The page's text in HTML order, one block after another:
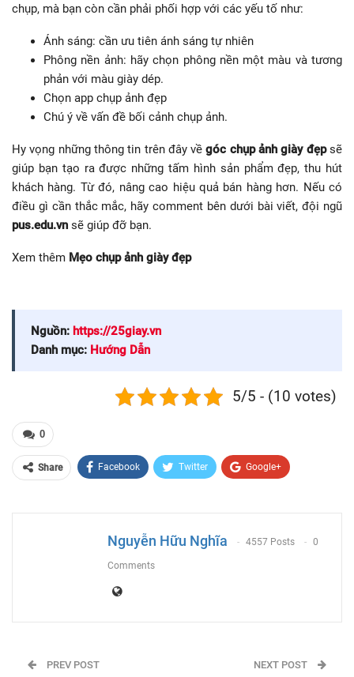
chụp, mà bạn còn cần phải phối hợp với các yếu tố như:
Ánh sáng: cần ưu tiên ánh sáng tự nhiên
Phông nền ảnh: hãy chọn phông nền một màu và tương
phản với màu giày dép.
Chọn app chụp ảnh đẹp
Chú ý về vấn đề bối cảnh chụp ảnh.
Hy vọng những thông tin trên đây vềgóc chụp ảnh giày đẹpsẽ
giúp bạn tạo ra được những tấm hình sản phẩm đẹp, thu hút
khách hàng. Từ đó, nâng cao hiệu quả bán hàng hơn. Nếu có
điều gì cần thắc mắc, hãy comment bên dưới bài viết, đội ngũ
pus.edu.vn sẽ giúp đỡ bạn.
Xem thêm Mẹo chụp ảnh giày đẹp
Nguồn: https://25giay.vn
Danh mục: Hướng Dẫn
5/5 - (10 votes)
0
Share Facebook Twitter Google+
Nguyễn Hữu Nghĩa 4557 Posts 0
Comments
PREV POST NEXT POST